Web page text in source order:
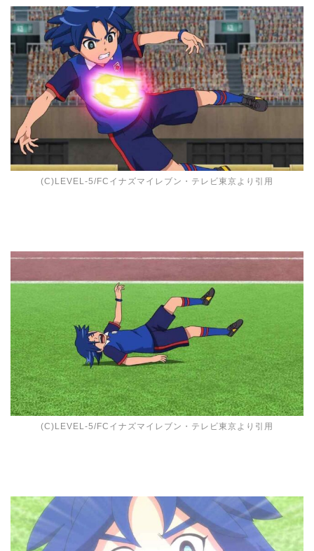
(C)LEVEL-5/FCイナズマイレブン・テレビ東京より引用
(C)LEVEL-5/FCイナズマイレブン・テレビ東京より引用